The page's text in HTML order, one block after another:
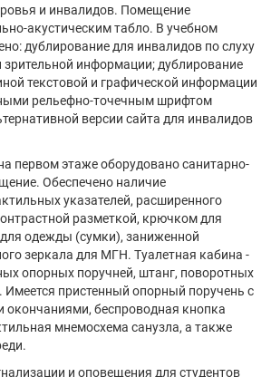
и инвалидов. Помещение
акустическим табло. В учебном
дублирование для инвалидов по слуху
зрительной информации; дублирование
текстовой и графической информации
рельефно-точечным шрифтом
версии сайта для инвалидов
первом этаже оборудовано санитарно-
Обеспечено наличие
указателей, расширенного
разметкой, крючком для
одежды (сумки), заниженной
зеркала для МГН. Туалетная кабина -
опорных поручней, штанг, поворотных
Имеется пристенный опорный поручень с
беспроводная кнопка
мнемосхема санузла, а также
и оповещения для студентов